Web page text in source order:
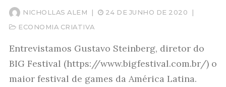
NICHOLLAS ALEM | 24 DE JUNHO DE 2020
|
ECONOMIA CRIATIVA
Entrevistamos Gustavo Steinberg, diretor do
BIG Festival (https://www.bigfestival.com.br/) o
maior festival de games da América Latina.